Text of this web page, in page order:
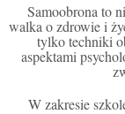
Samoobrona to
walka o zdrowie i
tylko techniki
aspektami
W zakresie